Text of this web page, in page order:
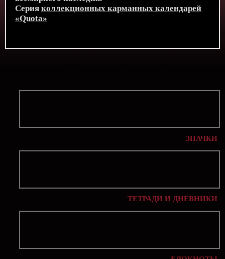
Серия коллекционных карманных календарей
«Quota»
ЗНАЧКИ
ТЕТРАДИ И ДНЕВНИКИ